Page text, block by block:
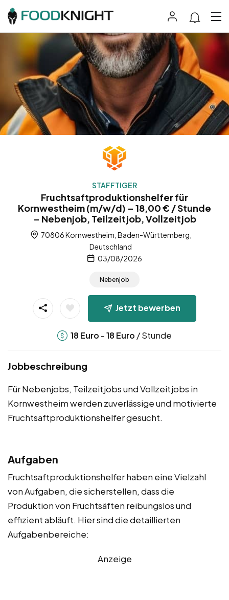
STAFFTIGER
Fruchtsaftproduktionshelfer für
Kornwestheim (m/w/d) – 18,00 € / Stunde
– Nebenjob, Teilzeitjob, Vollzeitjob
70806 Kornwestheim, Baden-Württemberg,
Deutschland
03/08/2026
Nebenjob
Jetzt bewerben
18 Euro -18 Euro / Stunde
Jobbeschreibung
Für Nebenjobs, Teilzeitjobs und Vollzeitjobs in
Kornwestheim werden zuverlässige und motivierte
Fruchtsaftproduktionshelfer gesucht.
Aufgaben
Fruchtsaftproduktionshelfer haben eine Vielzahl
von Aufgaben, die sicherstellen, dass die
Produktion von Fruchtsäften reibungslos und
effizient abläuft. Hier sind die detaillierten
Aufgabenbereiche:
Anzeige